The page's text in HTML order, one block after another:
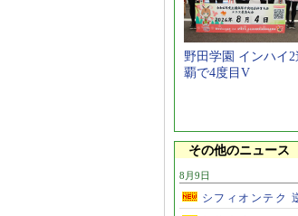
野田学園 インハイ2
覇で4度目V
その他のニュース
8月9日
シフィオンテク